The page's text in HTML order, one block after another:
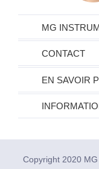
MG
CONTACT
EN SAVOIR
Copyright 2020